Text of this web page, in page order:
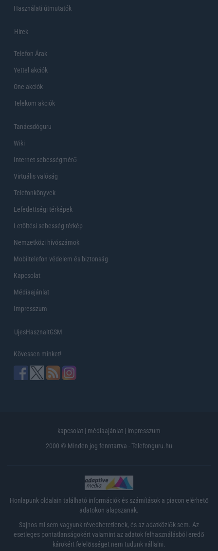
Használati útmutatók
Hirek
Telefon Árak
Yettel akciók
One akciók
Telekom akciók
Tanácsdóguru
Wiki
Internet sebességmérő
Virtuális valóság
Telefonkönyvek
Lefedettségi térképek
Letöltési sebesség térkép
Nemzetközi hívószámok
Mobiltelefon védelem és biztonság
Kapcsolat
Médiaajánlat
Impresszum
UjesHasznaltGSM
Kövessen minket!
kapcsolat | médiaajánlat | impresszum
2000 © Minden jog fenntartva - Telefonguru.hu
Honlapunk oldalain található információk és számítások a piacon elérhető
adatokon alapszanak.
Sajnos mi sem vagyunk tévedhetetlenek, és az adatközlők sem. Az
esetleges pontatlanságokért valamint az adatok felhasználásból eredő
károkért felelősséget nem tudunk vállalni.